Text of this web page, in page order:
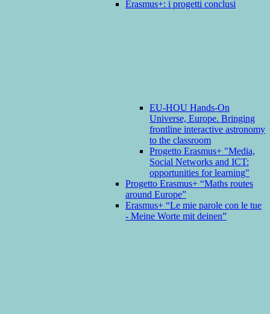
Erasmus+: i progetti conclusi
EU-HOU Hands-On
Universe, Europe. Bringing
frontline interactive astronomy
to the classroom
Progetto Erasmus+ "Media,
Social Networks and ICT:
opportunities for learning"
Progetto Erasmus+ “Maths routes
around Europe”
Erasmus+ “Le mie parole con le tue
- Meine Worte mit deinen”